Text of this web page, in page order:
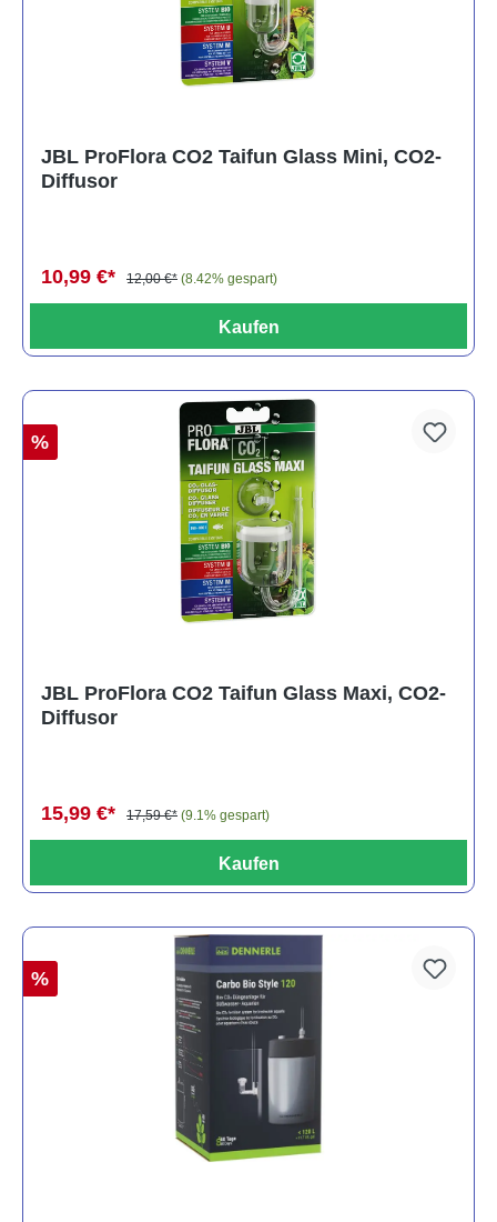
JBL ProFlora CO2 Taifun Glass Mini, CO2-
Diffusor
10,99 €* 12,00 €* (8.42% gespart)
Kaufen
%
JBL ProFlora CO2 Taifun Glass Maxi, CO2-
Diffusor
15,99 €* 17,59 €* (9.1% gespart)
Kaufen
%